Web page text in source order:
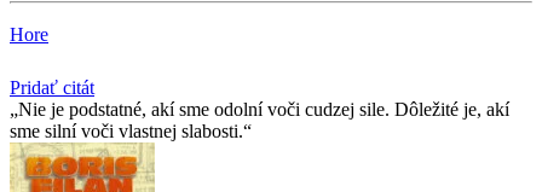
Hore
Pridať citát
Nie je podstatné, akí sme odolní voči cudzej sile. Dôležité je, akí
sme silní voči vlastnej slabosti.